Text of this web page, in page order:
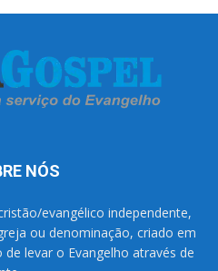
NÓS
evangélico independente,
ou denominação, criado em
levar o Evangelho através de